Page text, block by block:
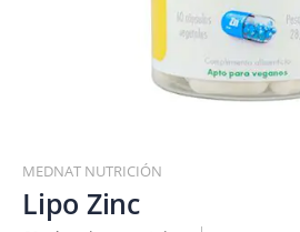
al
comienzo
de
MEDNAT NUTRICIÓN
Lipo Zinc